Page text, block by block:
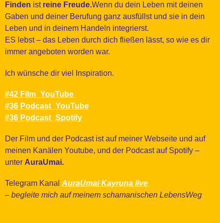
Finden ist reine Freude.Wenn du dein Leben mit deinen
Gaben und deiner Berufung ganz ausfüllst und sie in dein
Leben und in deinem Handeln integrierst.
ES lebst – das Leben durch dich fließen lässt, so wie es dir
immer angeboten worden war.
Ich wünsche dir viel Inspiration.
#42 Film_YouTube
#36 Podcast_YouTube
#36 Podcast_Spotify
Der Film und der Podcast ist auf meiner Webseite und auf
meinen Kanälen Youtube, und der Podcast auf Spotify –
unter AuraUmai.
Telegram Kanal AuraUmai Kayruna live
– begleite mich auf meinem schamanischen LebensWeg